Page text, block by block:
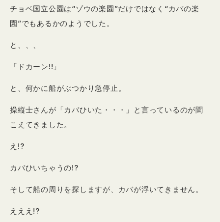
チョベ国立公園は“ゾウの楽園”だけではなく“カバの楽
園”でもあるかのようでした。
と、、、
「ドカーン!!」
と、何かに船がぶつかり急停止。
操縦士さんが「カバひいた・・・」と言っているのが聞
こえてきました。
え!?
カバひいちゃうの!?
そして船の周りを探しますが、カバが浮いてきません。
えええ!?